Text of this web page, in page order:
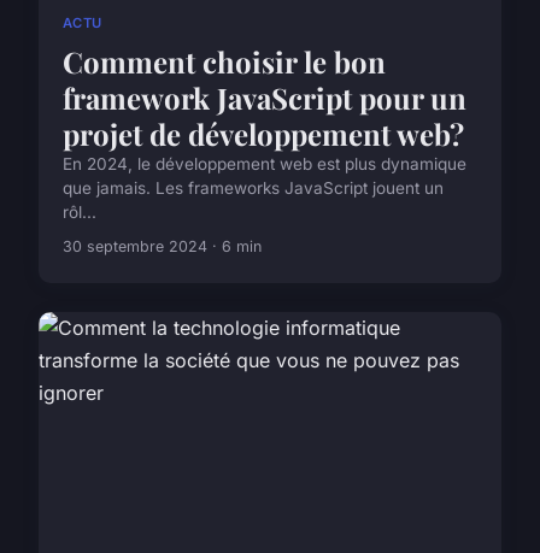
ACTU
Comment choisir le bon
framework JavaScript pour un
projet de développement web?
En 2024, le développement web est plus dynamique
que jamais. Les frameworks JavaScript jouent un
rôl...
30 septembre 2024 · 6 min